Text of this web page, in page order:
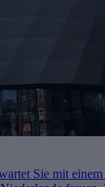
Sie mit einem